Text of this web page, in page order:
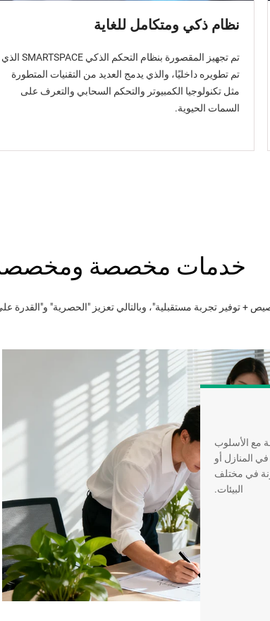
نظام ذكي ومتكامل للغاية
تم تجهيز المقصورة بنظام التحكم الذكي SMARTSPACE الذي
تم تطويره داخليًا، والذي يدمج العديد من التقنيات المتطورة
مثل تكنولوجيا الكمبيوتر والتحكم السحابي والتعرف على
السمات الحيوية.
خدمات مخصصة
+ توفير تجربة مستقبلية"، وبالتالي تعزيز "الحصرية"
مع الأسلوب
المنازل أو
في مختلف
البيئات.